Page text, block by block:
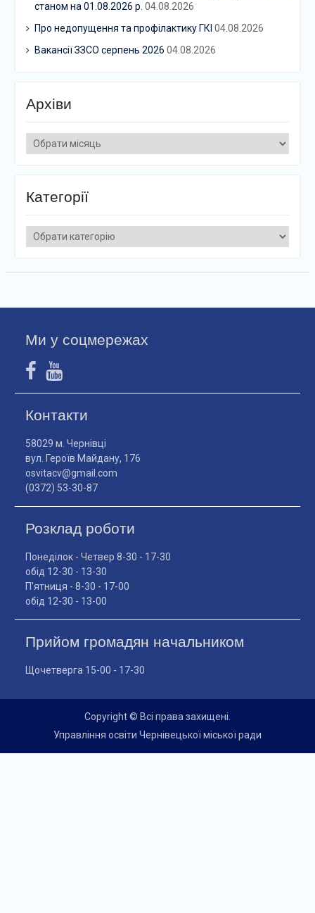
станом на 01.08.2026 р. 04.08.2026
Про недопущення та профілактику ГКІ 04.08.2026
Вакансії ЗЗСО серпень 2026 04.08.2026
Архіви
Архіви
Категорії
Категорії
Ми у соцмережах
Контакти
58029 м. Чернівці
вул. Героїв Майдану, 176
osvitacv@gmail.com
(0372) 53-30-87
Розклад роботи
Понеділок - Четвер 8-30 - 17-30
обід 12-30 - 13-30
П'ятниця - 8-30 - 17-00
обід 12-30 - 13-00
Прийом громадян начальником
Щочетверга 15-00 - 17-30
Copyright © Всі права захищені.
Управління освіти Чернівецької міської ради